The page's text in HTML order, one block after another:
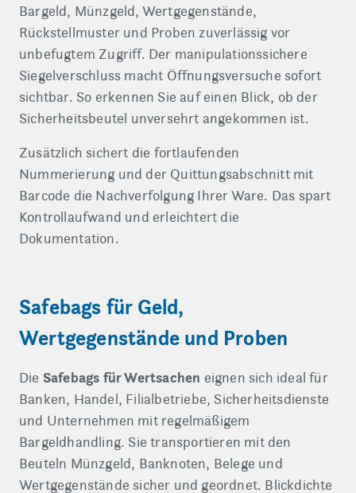
Bargeld, Münzgeld, Wertgegenstände,
Rückstellmuster und Proben zuverlässig vor
unbefugtem Zugriff. Der manipulationssichere
Siegelverschluss macht Öffnungsversuche sofort
sichtbar. So erkennen Sie auf einen Blick, ob der
Sicherheitsbeutel unversehrt angekommen ist.
Zusätzlich sichert die fortlaufenden
Nummerierung und der Quittungsabschnitt mit
Barcode die Nachverfolgung Ihrer Ware. Das spart
Kontrollaufwand und erleichtert die
Dokumentation.
Safebags für Geld,
Wertgegenstände und Proben
Die Safebags für Wertsachen eignen sich ideal für
Banken, Handel, Filialbetriebe, Sicherheitsdienste
und Unternehmen mit regelmäßigem
Bargeldhandling. Sie transportieren mit den
Beuteln Münzgeld, Banknoten, Belege und
Wertgegenstände sicher und geordnet. Blickdichte